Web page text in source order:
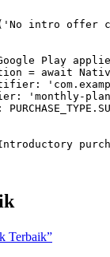
'No intro offer
Play
= await
'monthly-
PURCHASE_TYPE .
Terbaik”